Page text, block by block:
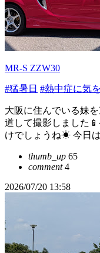
MR-S ZZW30
#猛暑日 #熱中症に気
大阪に住んでいる妹
道して撮影しました
けでしょうね☀ 今日
thumb_up 65
comment4
2026/07/20 13:58